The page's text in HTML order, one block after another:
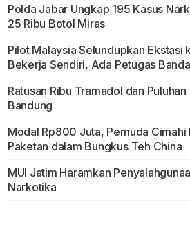
Polda Jabar Ungkap 195 Kasus
25 Ribu Botol Miras
Pilot Malaysia Selundupkan Ekstasi
Bekerja Sendiri, Ada Petugas
Ratusan Ribu Tramadol dan
Bandung
Modal Rp800 Juta, Pemuda Cimahi
Paketan dalam Bungkus Teh China
MUI Jatim Haramkan
Narkotika